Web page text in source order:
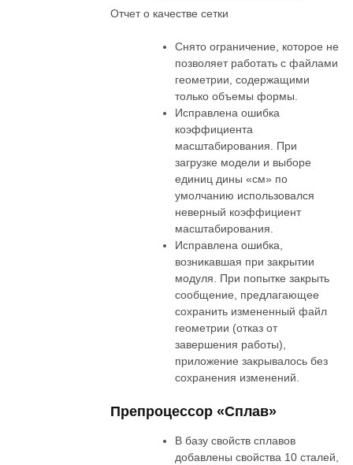
Отчет о качестве сетки
Снято ограничение, которое не
позволяет работать с файлами
геометрии, содержащими
только объемы формы.
Исправлена ошибка
коэффициента
масштабирования. При
загрузке модели и выборе
единиц дины «см» по
умолчанию использовался
неверный коэффициент
масштабирования.
Исправлена ошибка,
возникавшая при закрытии
модуля. При попытке закрыть
сообщение, предлагающее
сохранить измененный файл
геометрии (отказ от
завершения работы),
приложение закрывалось без
сохранения изменений.
Препроцессор «Сплав»
В базу свойств сплавов
добавлены свойства 10 сталей,